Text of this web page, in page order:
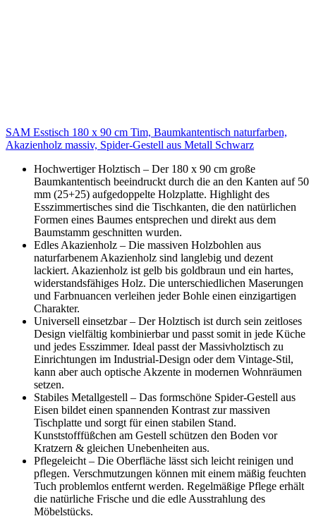
SAM Esstisch 180 x 90 cm Tim, Baumkantentisch naturfarben,
Akazienholz massiv, Spider-Gestell aus Metall Schwarz
Hochwertiger Holztisch – Der 180 x 90 cm große
Baumkantentisch beeindruckt durch die an den Kanten auf 50
mm (25+25) aufgedoppelte Holzplatte. Highlight des
Esszimmertisches sind die Tischkanten, die den natürlichen
Formen eines Baumes entsprechen und direkt aus dem
Baumstamm geschnitten wurden.
Edles Akazienholz – Die massiven Holzbohlen aus
naturfarbenem Akazienholz sind langlebig und dezent
lackiert. Akazienholz ist gelb bis goldbraun und ein hartes,
widerstandsfähiges Holz. Die unterschiedlichen Maserungen
und Farbnuancen verleihen jeder Bohle einen einzigartigen
Charakter.
Universell einsetzbar – Der Holztisch ist durch sein zeitloses
Design vielfältig kombinierbar und passt somit in jede Küche
und jedes Esszimmer. Ideal passt der Massivholztisch zu
Einrichtungen im Industrial-Design oder dem Vintage-Stil,
kann aber auch optische Akzente in modernen Wohnräumen
setzen.
Stabiles Metallgestell – Das formschöne Spider-Gestell aus
Eisen bildet einen spannenden Kontrast zur massiven
Tischplatte und sorgt für einen stabilen Stand.
Kunststofffüßchen am Gestell schützen den Boden vor
Kratzern & gleichen Unebenheiten aus.
Pflegeleicht – Die Oberfläche lässt sich leicht reinigen und
pflegen. Verschmutzungen können mit einem mäßig feuchten
Tuch problemlos entfernt werden. Regelmäßige Pflege erhält
die natürliche Frische und die edle Ausstrahlung des
Möbelstücks.